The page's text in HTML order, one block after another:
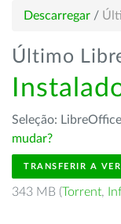
Descarregar /
Último
Seleção:
mudar?
TRANSFERIR A
343 MB (Torrent,